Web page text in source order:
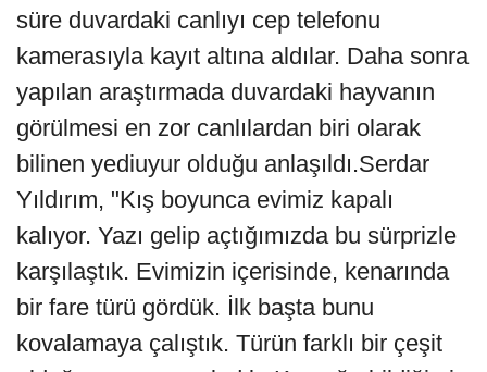
süre duvardaki canlıyı cep telefonu
kamerasıyla kayıt altına aldılar. Daha sonra
yapılan araştırmada duvardaki hayvanın
görülmesi en zor canlılardan biri olarak
bilinen yediuyur olduğu anlaşıldı.Serdar
Yıldırım, "Kış boyunca evimiz kapalı
kalıyor. Yazı gelip açtığımızda bu sürprizle
karşılaştık. Evimizin içerisinde, kenarında
bir fare türü gördük. İlk başta bunu
kovalamaya çalıştık. Türün farklı bir çeşit